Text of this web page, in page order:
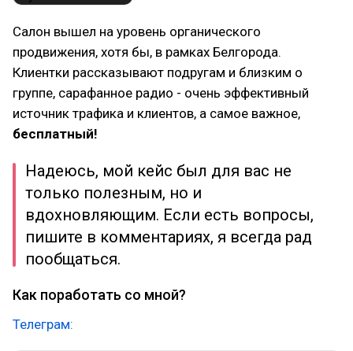
Салон вышел на уровень органического
продвижения, хотя бы, в рамках Белгорода.
Клиентки рассказывают подругам и близким о
группе, сарафанное радио - очень эффективный
источник трафика и клиентов, а самое важное,
бесплатный!
Надеюсь, мой кейс был для вас не
только полезным, но и
вдохновляющим. Если есть вопросы,
пишите в комментариях, я всегда рад
пообщаться.
Как поработать со мной?
Телеграм: